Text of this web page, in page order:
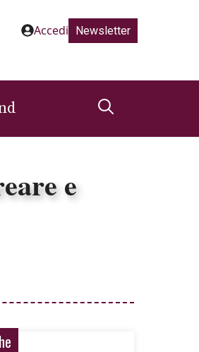
Accedi Newsletter
e